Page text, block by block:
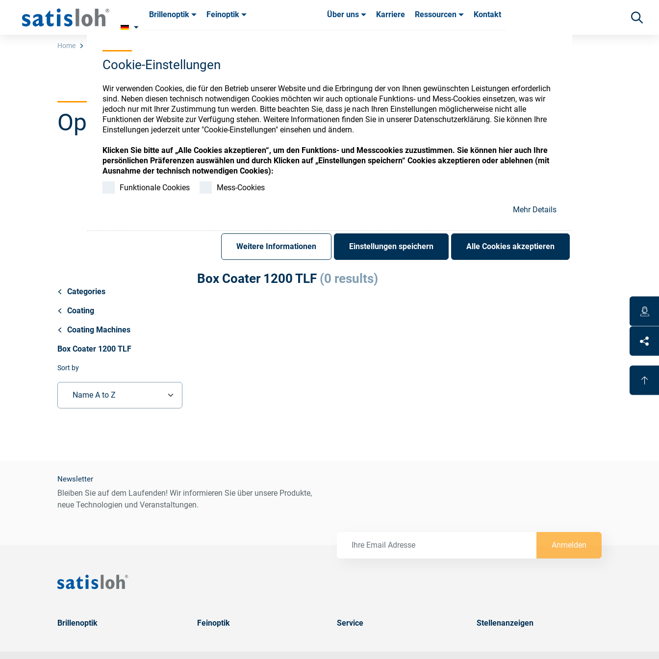
Cookie-Einstellungen
Wir verwenden Cookies, die für den Betrieb unserer Website und die Erbringung der von Ihnen gewünschten Leistungen erforderlich
sind. Neben diesen technisch notwendigen Cookies möchten wir auch optionale Funktions- und Mess-Cookies einsetzen, was wir
jedoch nur mit Ihrer Zustimmung tun werden. Bitte beachten Sie, dass je nach Ihren Einstellungen möglicherweise nicht alle
Funktionen der Website zur Verfügung stehen. Weitere Informationen finden Sie in unserer Datenschutzerklärung. Sie können Ihre
Einstellungen jederzeit unter "Cookie-Einstellungen" einsehen und ändern.
Klicken Sie bitte auf „Alle Cookies akzeptieren“, um den Funktions- und Messcookies zuzustimmen. Sie können hier auch Ihre
persönlichen Präferenzen auswählen und durch Klicken auf „Einstellungen speichern“ Cookies akzeptieren oder ablehnen (mit
Ausnahme der technisch notwendigen Cookies):
Funktionale Cookies
Mess-Cookies
Mehr Details
Weitere Informationen Einstellungen speichern Alle Cookies akzeptieren
Brillenoptik Feinoptik Über uns Karriere Ressourcen Kontakt
Brillenoptik
Home
Ophthalmic Consumables Store
Register or Sign-in to access your accounts and explore our wide range of ophthalmic
Register Sign-In
Categories
Coating
Coating Machines
Box Coater 1200 TLF
Sort by
Name A to Z
Box Coater 1200 TLF (0 results)
Newsletter
Bleiben Sie auf dem Laufenden! Wir informieren Sie über unsere Produkte,
neue Technologien und Veranstaltungen.
Anmelden
Brillenoptik Feinoptik Service Stellenanzeigen